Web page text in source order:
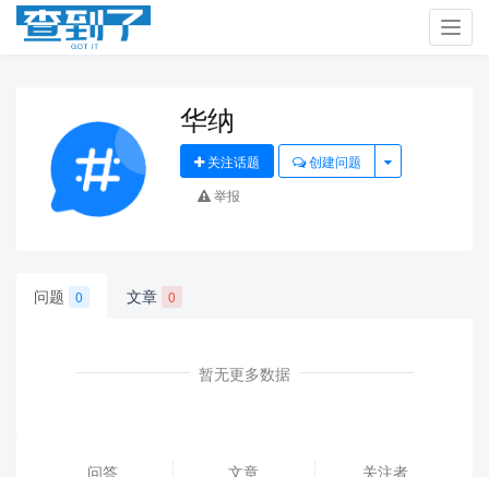
华纳
关注话题
创建问题
举报
问题 0 文章 0
暂无更多数据
问答 文章 关注者